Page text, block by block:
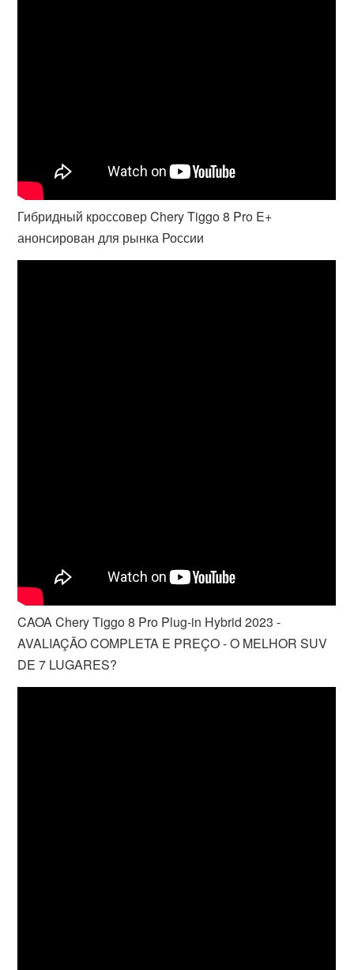
Гибридный кроссовер Chery Tiggo 8 Pro E+
анонсирован для рынка России
CAOA Chery Tiggo 8 Pro Plug-in Hybrid 2023 -
AVALIAÇÃO COMPLETA E PREÇO - O MELHOR SUV
DE 7 LUGARES?